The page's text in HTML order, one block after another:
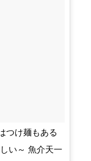
つけ麺もある
い～ 魚介天一